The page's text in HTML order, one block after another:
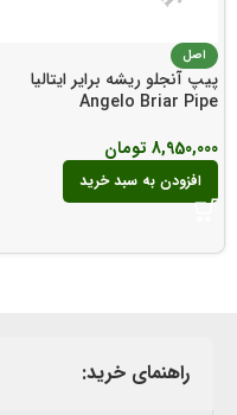
اصل
پیپ آنجلو ریشه برایر ایتالیا
Angelo Briar Pipe
8,950,000 تومان
افزودن به سبد خرید
راهنمای خرید: